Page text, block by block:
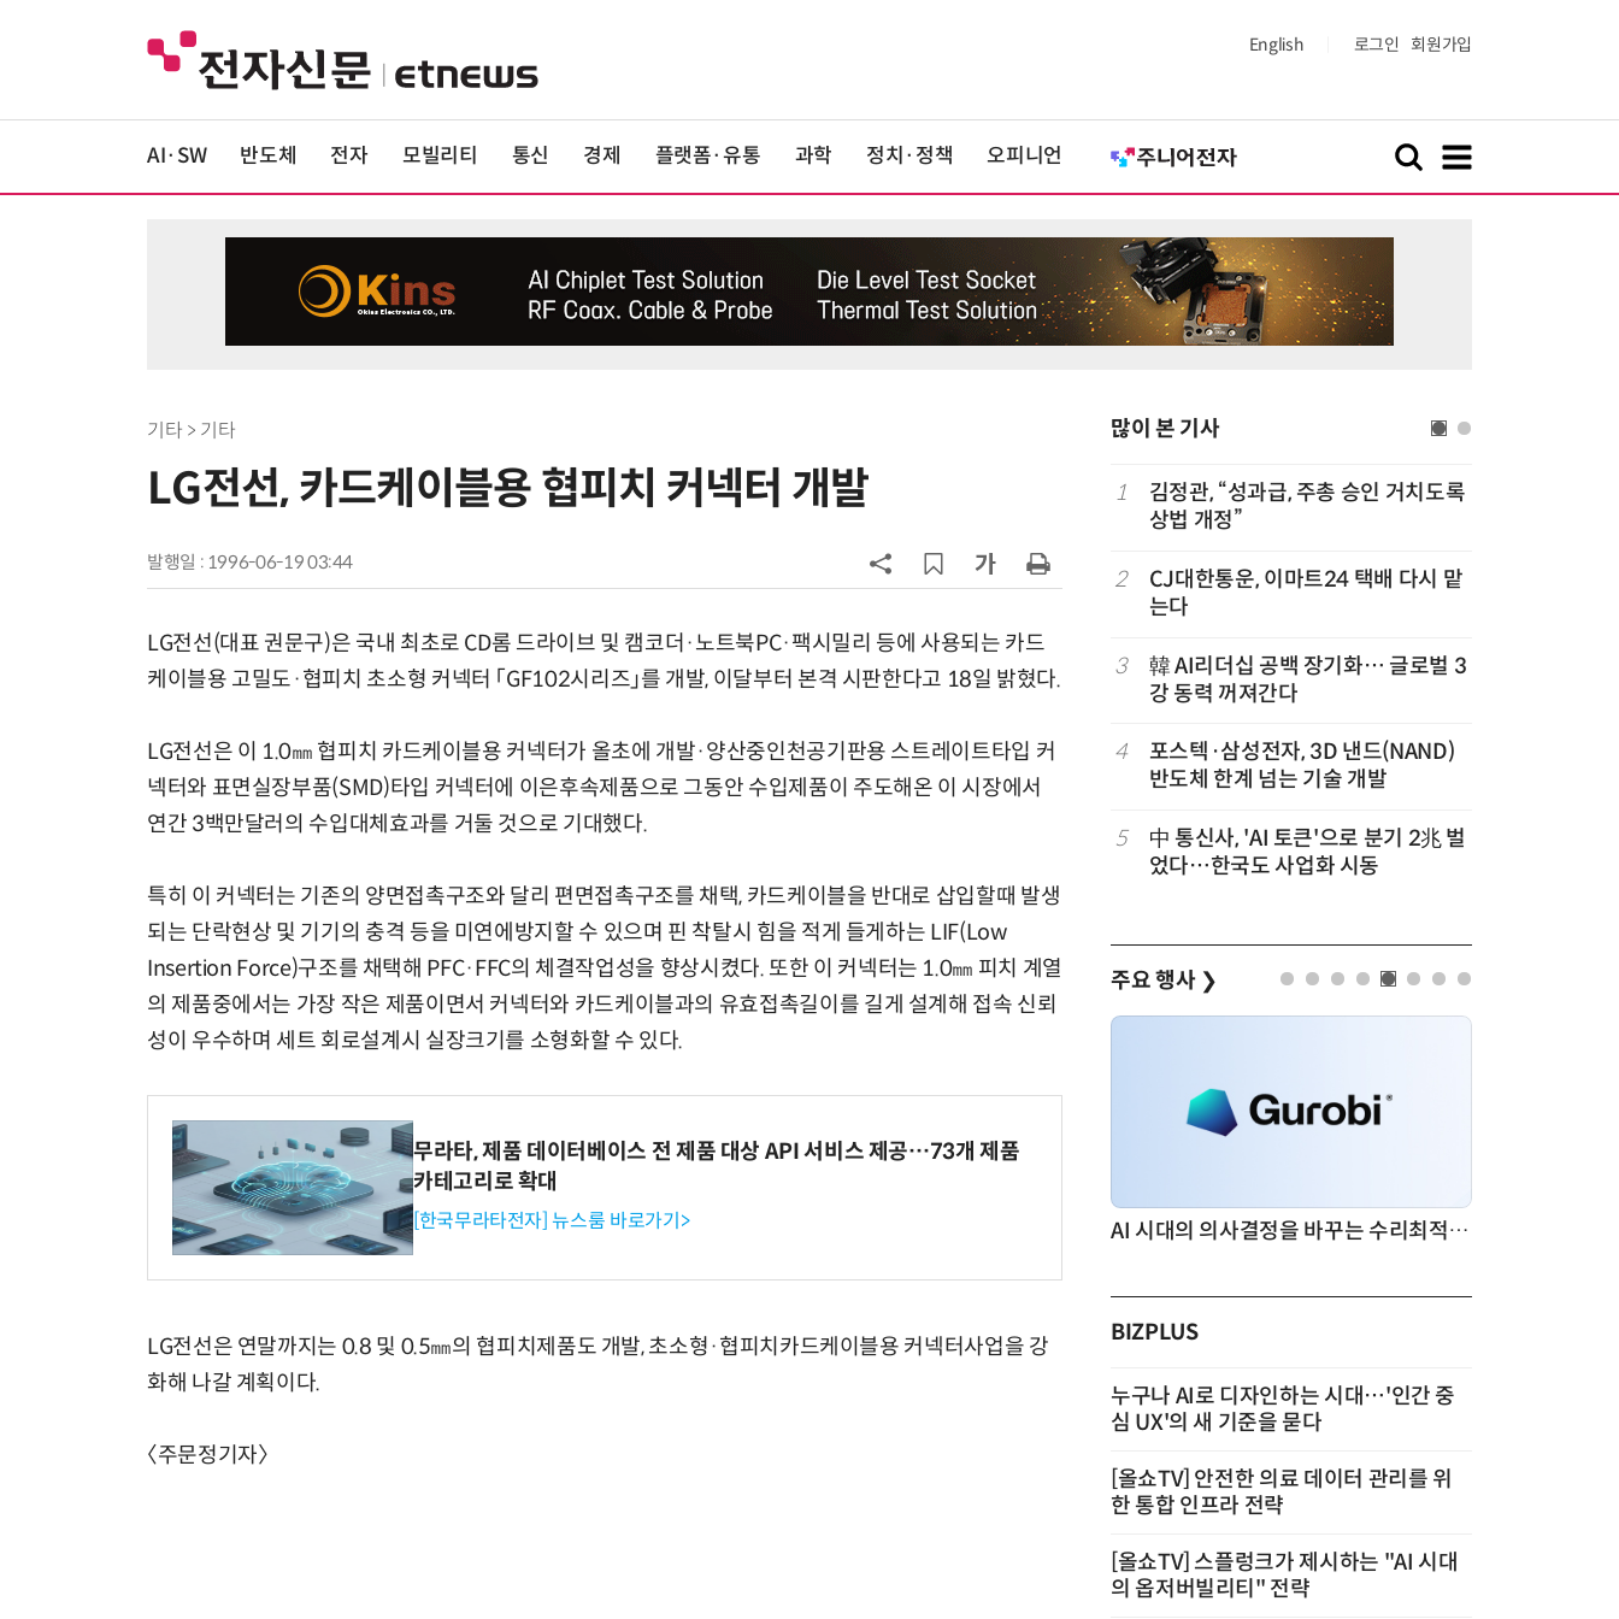
English 로그인 회원가입
AI·SW 반도체 전자 모빌리티 통신 경제 플랫폼·유통 과학 정치·정책 오피니언
기타 > 기타
LG전선, 카드케이블용 협피치 커넥터 개발
발행일 : 1996-06-19 03:44
LG전선(대표 권문구)은 국내 최초로 CD롬 드라이브 및 캠코더·노트북PC·팩시밀리 등에 사용되는 카드
케이블용 고밀도·협피치 초소형 커넥터 「GF102시리즈」를 개발, 이달부터 본격 시판한다고 18일 밝혔다.
LG전선은 이 1.0㎜ 협피치 카드케이블용 커넥터가 올초에 개발·양산중인천공기판용 스트레이트타입 커
넥터와 표면실장부품(SMD)타입 커넥터에 이은후속제품으로 그동안 수입제품이 주도해온 이 시장에서
연간 3백만달러의 수입대체효과를 거둘 것으로 기대했다.
특히 이 커넥터는 기존의 양면접촉구조와 달리 편면접촉구조를 채택, 카드케이블을 반대로 삽입할때 발생
되는 단락현상 및 기기의 충격 등을 미연에방지할 수 있으며 핀 착탈시 힘을 적게 들게하는 LIF(Low
Insertion Force)구조를 채택해 PFC·FFC의 체결작업성을 향상시켰다. 또한 이 커넥터는 1.0㎜ 피치 계열
의 제품중에서는 가장 작은 제품이면서 커넥터와 카드케이블과의 유효접촉길이를 길게 설계해 접속 신뢰
성이 우수하며 세트 회로설계시 실장크기를 소형화할 수 있다.
무라타, 제품 데이터베이스 전 제품 대상 API 서비스 제공…73개 제품
카테고리로 확대
[한국무라타전자] 뉴스룸 바로가기>
LG전선은 연말까지는 0.8 및 0.5㎜의 협피치제품도 개발, 초소형·협피치카드케이블용 커넥터사업을 강
화해 나갈 계획이다.
〈주문정기자〉
많이 본 기사
6
1000원 커피·45㎝ 피자…트레이
호남권 반도체 유례없는 '속도전'…
'2030년 6월 양산' 목표
8
[신차 드라이브] BYD, PHEV '씨라이
언 6 DM-i'
9
오픈AI 첫 AI 기기 윤곽…'도넛 모
양'에 가격은 300~400달러
1
김정관, “성과급, 주총 승인 거치도록
상법 개정”
2
CJ대한통운, 이마트24 택배 다시 맡
는다
3
韓 AI리더십 공백 장기화… 글로벌 3
강 동력 꺼져간다
4
포스텍·삼성전자, 3D 낸드(NAND)
반도체 한계 넘는 기술 개발
5
中 통신사, 'AI 토큰'으로 분기 2兆 벌
었다…한국도 사업화 시동
주요 행사 ❯
체계화 된 데이터가 곧 AI 시대의 경쟁력이다 현업에서 바로 쓰는 "하네스 엔지니어링" 실습 교육 AI 시대의 의사결정을 바꾸는 수리최적화(Optimization): 실제 산업 적용 사례와 활용 전략
BIZPLUS
누구나 AI로 디자인하는 시대…'인간 중
심 UX'의 새 기준을 묻다
[올쇼TV] 안전한 의료 데이터 관리를 위
한 통합 인프라 전략
[올쇼TV] 스플렁크가 제시하는 "AI 시대
의 옵저버빌리티" 전략